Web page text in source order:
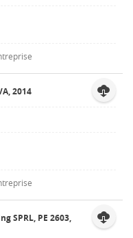
2014
SPRL, PE 2603,